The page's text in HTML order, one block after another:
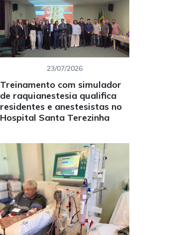
23/07/2026
Treinamento com simulador
de raquianestesia qualifica
residentes e anestesistas no
Hospital Santa Terezinha